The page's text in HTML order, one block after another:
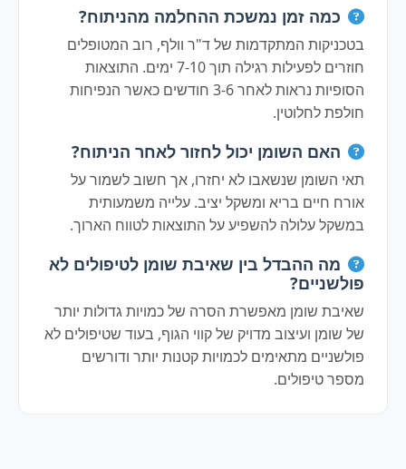
כמה זמן נמשכת ההחלמה מהניתוח?
בטכניקות המתקדמות של ד"ר וולף, רוב המטופלים
חוזרים לפעילות רגילה תוך 7-10 ימים. התוצאות
הסופיות נראות לאחר 3-6 חודשים כאשר הנפיחות
חולפת לחלוטין.
האם השומן יכול לחזור לאחר הניתוח?
תאי השומן שנשאבו לא יחזרו, אך חשוב לשמור על
אורח חיים בריא ומשקל יציב. עלייה משמעותית
במשקל עלולה להשפיע על התוצאות לטווח הארוך.
מה ההבדל בין שאיבת שומן לטיפולים לא
פולשניים?
שאיבת שומן מאפשרת הסרה של כמויות גדולות יותר
של שומן ועיצוב מדויק של קווי הגוף, בעוד שטיפולים לא
פולשניים מתאימים לכמויות קטנות יותר ודורשים
מספר טיפולים.